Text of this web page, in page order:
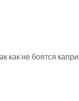
как не боятся